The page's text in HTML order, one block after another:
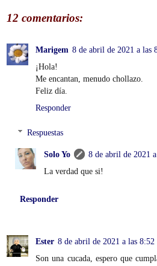
12 comentarios:
Marigem 8 de abril de 2021 a las
¡Hola!
Me encantan, menudo chollazo.
Feliz día.
Responder
Respuestas
Solo Yo
8 de abril de 2021
La verdad que si!
Responder
Ester 8 de abril de 2021 a las 8:52
Son una cucada, espero que